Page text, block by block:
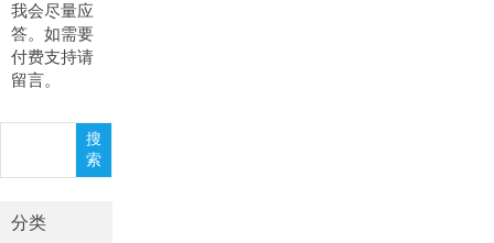
我会尽量应
答。如需要
付费支持请
留言。
搜
索
分类